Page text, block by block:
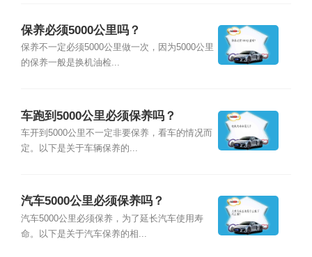
保养必须5000公里吗？
保养不一定必须5000公里做一次，因为5000公里
的保养一般是换机油检...
车跑到5000公里必须保养吗？
车开到5000公里不一定非要保养，看车的情况而
定。以下是关于车辆保养的...
汽车5000公里必须保养吗？
汽车5000公里必须保养，为了延长汽车使用寿
命。以下是关于汽车保养的相...